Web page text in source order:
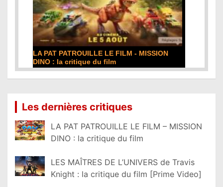
LA PAT PATROUILLE LE FILM - MISSION
DINO : la critique du film
Les dernières critiques
LA PAT PATROUILLE LE FILM – MISSION
DINO : la critique du film
LES MAÎTRES DE L’UNIVERS de Travis
Knight : la critique du film [Prime Video]